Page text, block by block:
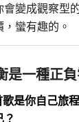
變成觀察型
蠻有趣的。
是一種正
是你自己旅